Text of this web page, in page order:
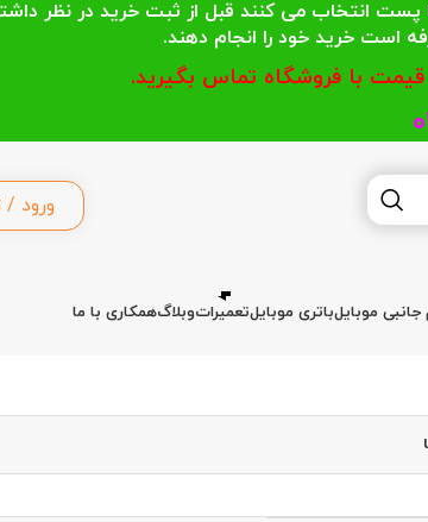
ورود /
جانبی موبایلباتری موبایلتعمیراتوبلاگهمکاری با ما
و روش ارسال را تیپاکس یا پست انتخاب می کنند قبل از ثبت خرید
با فروشگاه تماس بگیرید.